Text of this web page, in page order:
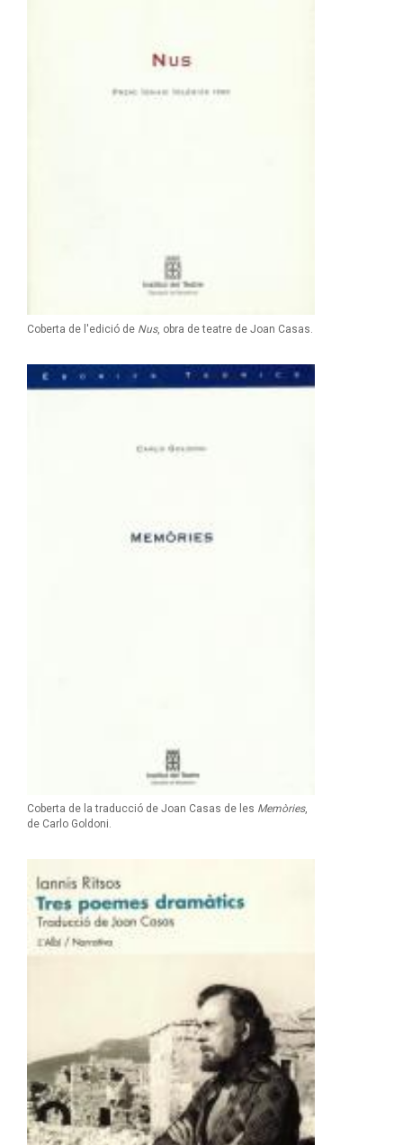
Coberta de l'edició de Nus, obra de teatre de Joan Casas.
Coberta de la traducció de Joan Casas de les Memòries,
de Carlo Goldoni.